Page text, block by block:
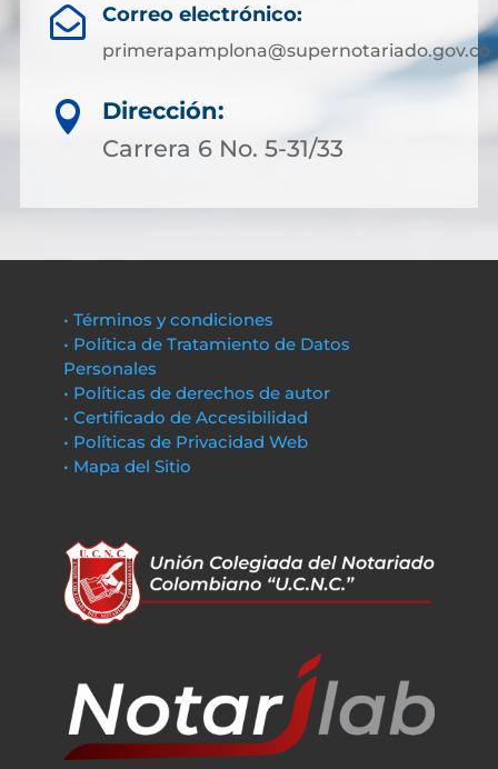
 Correo electrónico:
primerapamplona@supernotariado.gov.co

Dirección:
Carrera 6 No. 5-31/33
• Términos y condiciones
• Política de Tratamiento de Datos
Personales
• Políticas de derechos de autor
• Certificado de Accesibilidad
• Políticas de Privacidad Web
• Mapa del Sitio